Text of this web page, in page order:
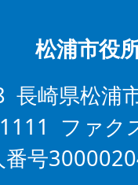
松浦市役
長崎県松浦
1111 ファ
番号